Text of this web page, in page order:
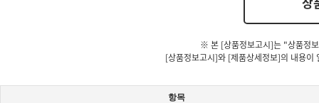
※ 본 [상품정보고시]는 "상품정
[상품정보고시]와 [제품상세정보]의 내용이
항목